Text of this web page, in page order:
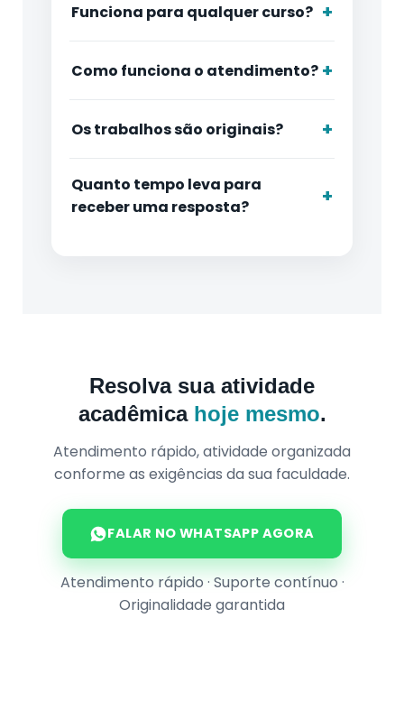
Funciona para qualquer curso?
Como funciona o atendimento?
Os trabalhos são originais?
Quanto tempo leva para
receber uma resposta?
Resolva sua atividade
acadêmica hoje mesmo.
Atendimento rápido, atividade organizada
conforme as exigências da sua faculdade.
FALAR NO WHATSAPP AGORA
Atendimento rápido · Suporte contínuo ·
Originalidade garantida